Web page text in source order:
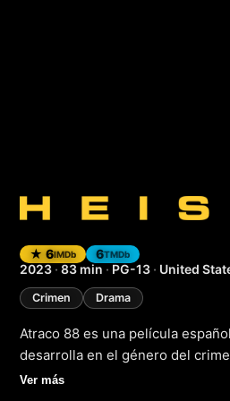
Atraco 88
★ 6IMDb 6TMDb
2023 · 83 min · PG-13 · United
Crimen Drama
Atraco 88 es una película
desarrolla en el género del
sigue a un grupo de delincuentes
Ver más